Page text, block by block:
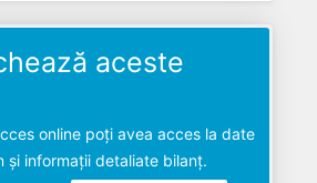
aceste
online poți avea acces la date
și informații detaliate bilanț.